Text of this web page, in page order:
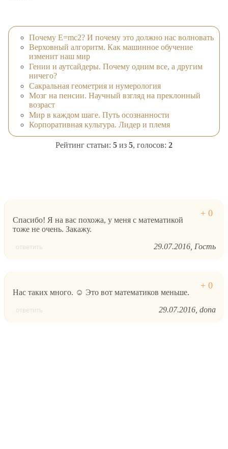
Почему E=mc2? И почему это должно нас волновать
Верховный алгоритм. Как машинное обучение
изменит наш мир
Гении и аутсайдеры. Почему одним все, а другим
ничего?
Сакральная геометрия и нумерология
Мозг на пенсии. Научный взгляд на преклонный
возраст
Мир в каждом шаге. Путь осознанности
Корпоративная культура. Лидер и племя
Рейтинг статьи: 5 из 5, голосов: 2
Спасибо! Я на вас похожа, у меня с математикой
тоже не очень. Закажу.
ответить 29.07.2016 Гость
Нас таких много. ☺ Это вот математиков меньше.
ответить 29.07.2016 dona